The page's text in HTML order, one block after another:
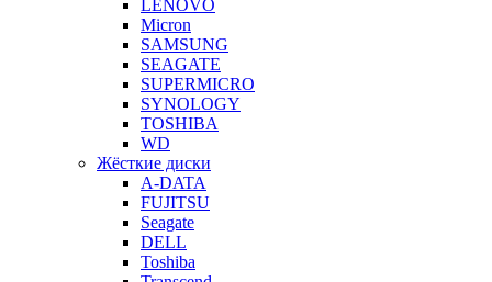
LENOVO
Micron
SAMSUNG
SEAGATE
SUPERMICRO
SYNOLOGY
TOSHIBA
WD
Жёсткие диски
A-DATA
FUJITSU
Seagate
DELL
Toshiba